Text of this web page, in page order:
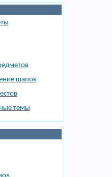
шапок
темы